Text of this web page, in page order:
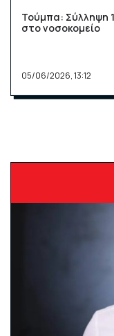
Τούμπα: Σύλληψη
στο νοσοκομείο
05/06/2026, 13:12